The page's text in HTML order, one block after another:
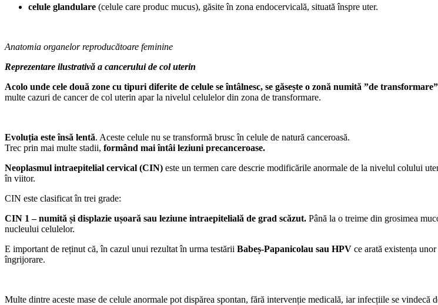
celule glandulare (celule care produc mucus), găsite în zona endocervicală, situată înspre uter.
Anatomia organelor reproducătoare feminine
Reprezentare ilustrativă a cancerului de col uterin
Acolo unde cele două zone cu tipuri diferite de celule se întâlnesc, se găsește o zonă numită ”de transformare”
multe cazuri de cancer de col uterin apar la nivelul celulelor din zona de transformare.
Evoluția este însă lentă. Aceste celule nu se transformă brusc în celule de natură canceroasă.
Trec prin mai multe stadii, formând mai întâi leziuni precanceroase.
Neoplasmul intraepitelial cervical (CIN) este un termen care descrie modificările anormale de la nivelul colului
în viitor.
CIN este clasificat în trei grade:
CIN 1 – numită și displazie ușoară sau leziune intraepitelială de grad scăzut. Până la o treime din grosimea
nucleului celulelor.
E important de reținut că, în cazul unui rezultat în urma testării Babeș-Papanicolau sau HPV ce arată existența
îngrijorare.
Multe dintre aceste mase de celule anormale pot dispărea spontan, fără intervenție medicală, iar infecțiile se vindecă